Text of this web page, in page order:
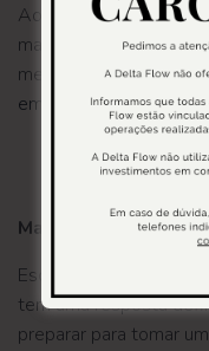
Ao considerar esses
mais bem preparado
mercado financeiro,
em seus
Continue lendo:
Mas afinal, qual o
Escolher o melhor
tem uma resposta
preparar para tomar